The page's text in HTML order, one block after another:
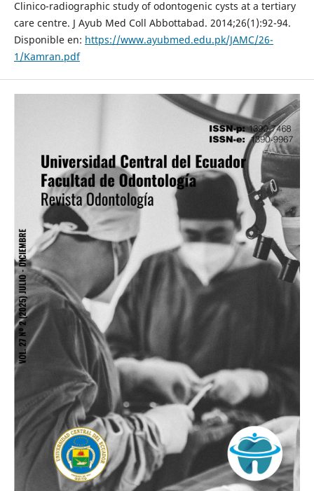
Clinico-radiographic study of odontogenic cysts at a tertiary
care centre. J Ayub Med Coll Abbottabad. 2014;26(1):92-94.
Disponible en: https://www.ayubmed.edu.pk/JAMC/26-
1/Kamran.pdf